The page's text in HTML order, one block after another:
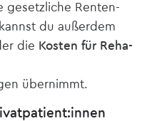
gesetzliche Renten-
du außerdem
die Kosten für Reha-
übernimmt.